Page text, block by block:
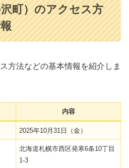
町）のアクセス方
方法などの基本情報を紹介しま
内容
2025年10月31日（金）
北海道札幌市西区発寒6条10丁目
1-3